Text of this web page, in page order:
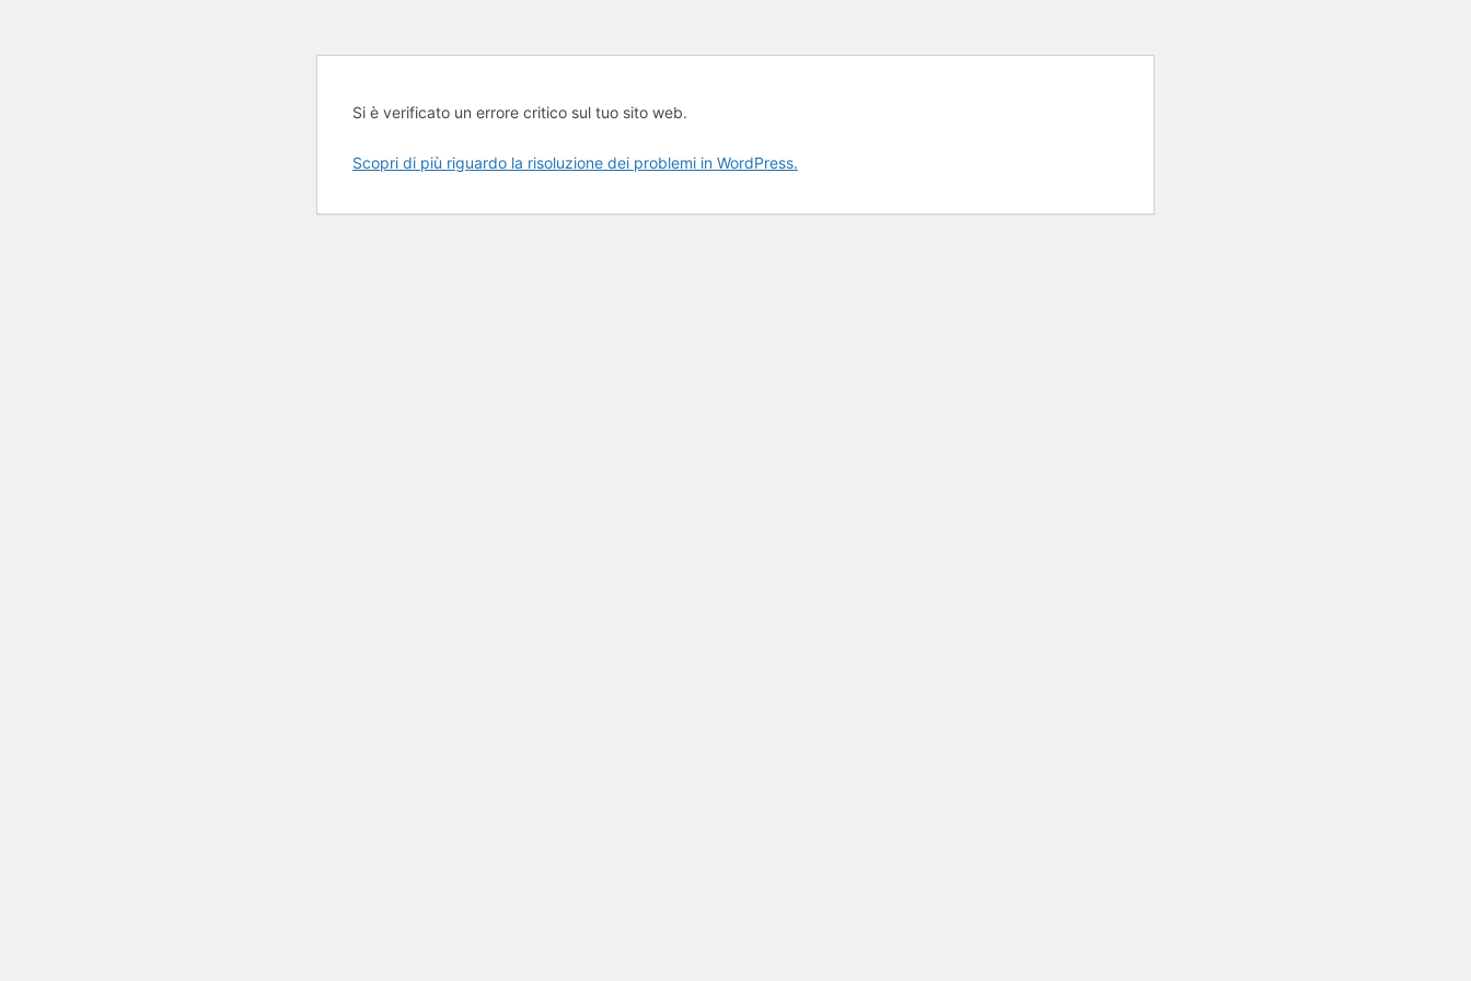
Si è verificato un errore critico sul tuo sito web.
Scopri di più riguardo la risoluzione dei problemi in WordPress.